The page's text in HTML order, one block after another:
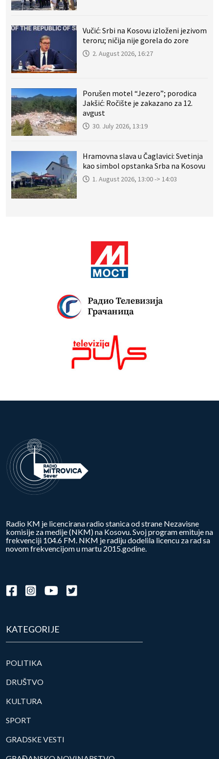
Vučić: Srbi na Kosovu izloženi jezivom
teroru; ničija nije gorela do zore
2. August 2026, 16:27
Porušen motel “Jezero”; porodica
Jakšić: Ročište je zakazano za 12.
avgust
30. July 2026, 13:19
Hramovna slava u Čaglavici: Svetinja
kao simbol opstanka Srba na Kosovu
1. August 2026, 13:00 -> 14:03
Radio KM je licencirana radio stanica od strane Nezavisne
komisije za medije (NKM) na Kosovu. Svoj program emituje na
frekvenciji 104.6 FM. NKM je radiju dodelila licencu za rad sa
novom frekvencijom u martu 2015.godine.
KATEGORIJE
POLITIKA
DRUŠTVO
KULTURA
SPORT
GRADSKE VESTI